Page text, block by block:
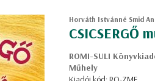
Horváth Istvánné Smid
CSICSERGŐ
ROMI-SULI
Műhely